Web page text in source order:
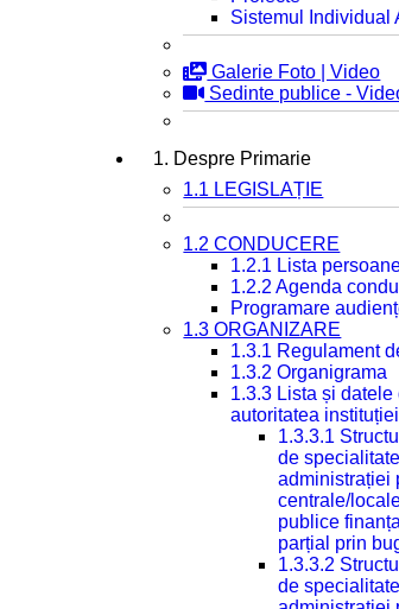
Sistemul Individual
Galerie Foto | Video
Sedinte publice -
1. Despre Primarie
1.1 LEGISLAȚIE
1.2 CONDUCERE
1.2.1 Lista
1.2.2 Agenda
Programare
1.3 ORGANIZARE
1.3.1 Regulament
1.3.2 Organigrama
1.3.3 Lista și
autoritatea instituției
1.3.3.1
de
administrației
centrale/
publice
parțial prin
1.3.3.2
de